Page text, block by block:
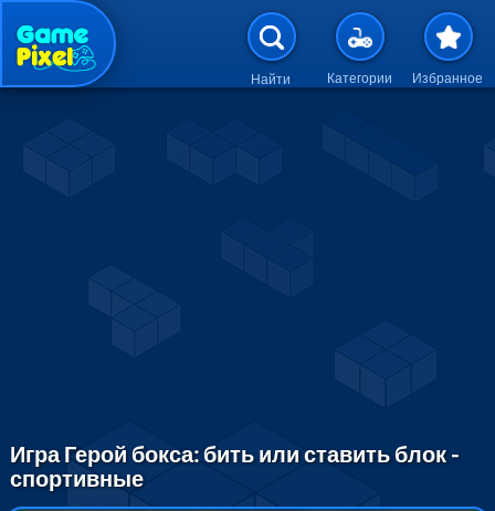
Перейти к основному
Найти Категории Избранное
Игра Герой бокса: бить или ставить блок -
спортивные